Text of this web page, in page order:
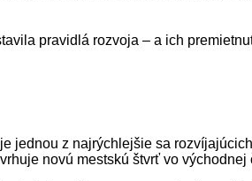
pravidlá rozvoja – a ich
jednou z najrýchlejšie sa
novú mestskú štvrť vo